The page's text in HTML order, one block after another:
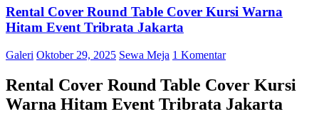
Rental Cover Round Table Cover Kursi Warna
Hitam Event Tribrata Jakarta
Galeri Oktober 29, 2025 Sewa Meja 1 Komentar
Rental Cover Round Table Cover Kursi
Warna Hitam Event Tribrata Jakarta